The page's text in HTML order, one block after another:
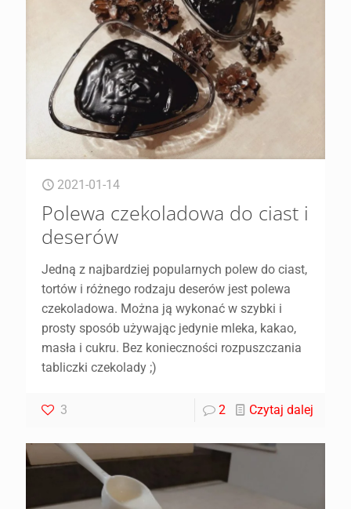
2021-01-14
Polewa czekoladowa do ciast i
deserów
Jedną z najbardziej popularnych polew do ciast,
tortów i różnego rodzaju deserów jest polewa
czekoladowa. Można ją wykonać w szybki i
prosty sposób używając jedynie mleka, kakao,
masła i cukru. Bez konieczności rozpuszczania
tabliczki czekolady ;)
3 2 Czytaj dalej